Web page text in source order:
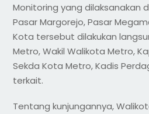
Monitoring yang dilaksanakan
Pasar Margorejo, Pasar
Kota tersebut dilakukan
Metro, Wakil Walikota Metro,
Sekda Kota Metro, Kadis
terkait.
Tentang kunjungannya,